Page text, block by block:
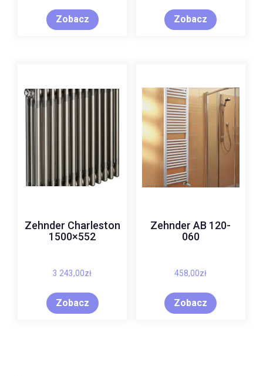
Zobacz Zobacz
Zehnder Charleston
1500×552
3 243,00zł
Zobacz
Zehnder AB 120-
060
458,00zł
Zobacz